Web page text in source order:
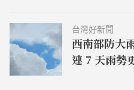
台灣好新聞
西南部防大
連 7 天雨勢